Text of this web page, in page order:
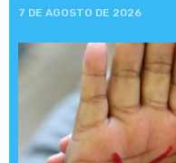
7 DE AGOSTO DE 2026